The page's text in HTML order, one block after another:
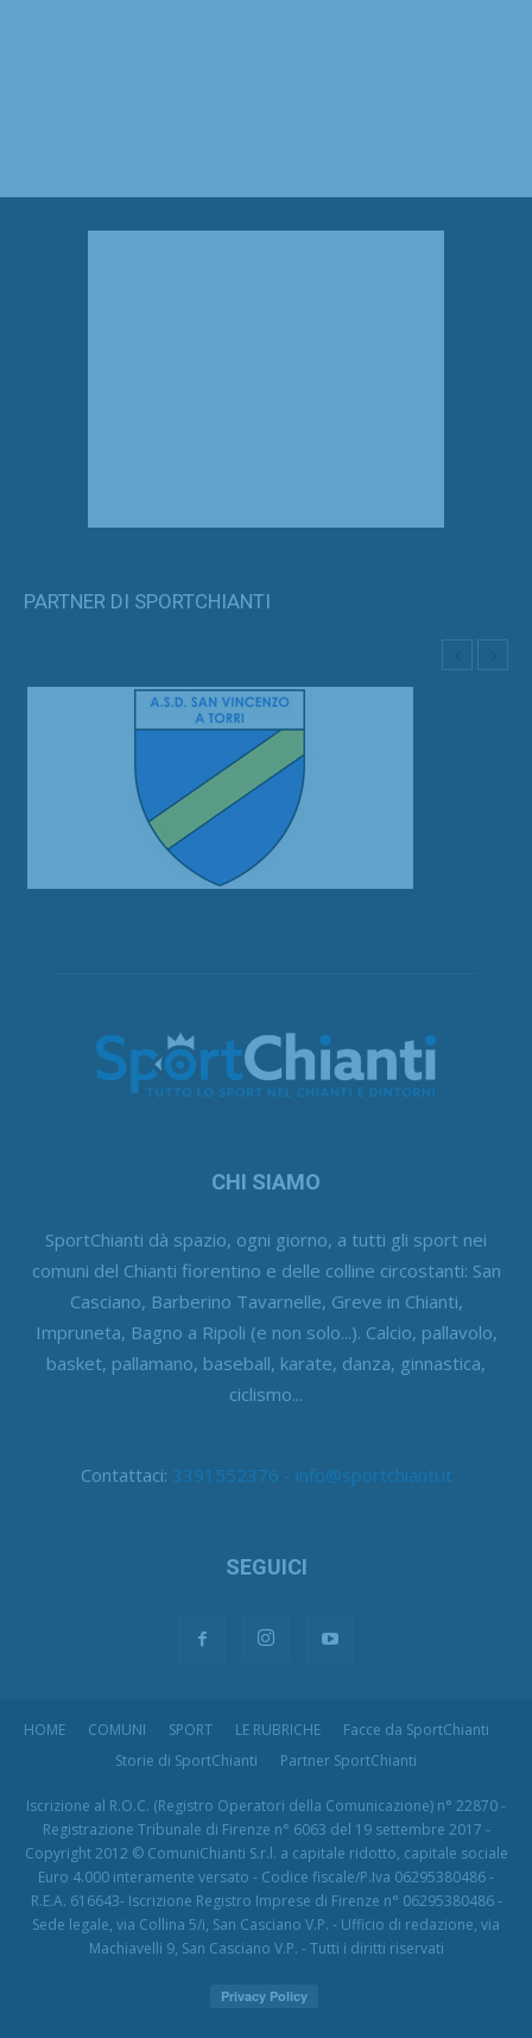
PARTNER DI SPORTCHIANTI
CHI SIAMO
SportChianti dà spazio, ogni giorno, a tutti gli sport nei
comuni del Chianti fiorentino e delle colline circostanti: San
Casciano, Barberino Tavarnelle, Greve in Chianti,
Impruneta, Bagno a Ripoli (e non solo...). Calcio, pallavolo,
basket, pallamano, baseball, karate, danza, ginnastica,
ciclismo...
Contattaci: 3391552376 - info@sportchianti.it
SEGUICI
HOME COMUNI SPORT LE RUBRICHE
Facce da SportChianti
Storie di SportChianti
Partner SportChianti
Iscrizione al R.O.C. (Registro Operatori della Comunicazione) n° 22870 -
Registrazione Tribunale di Firenze n° 6063 del 19 settembre 2017 -
Copyright 2012 © ComuniChianti S.r.l. a capitale ridotto, capitale sociale
Euro 4.000 interamente versato - Codice fiscale/P.Iva 06295380486 -
R.E.A. 616643- Iscrizione Registro Imprese di Firenze n° 06295380486 -
Sede legale, via Collina 5/i, San Casciano V.P. - Ufficio di redazione, via
Machiavelli 9, San Casciano V.P. - Tutti i diritti riservati